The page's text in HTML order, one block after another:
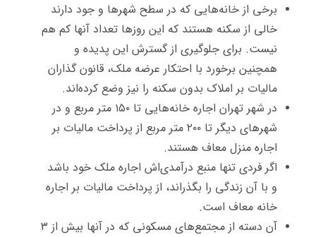
برخی از خانه‌هایی که در سطح شهرها و جود دارند
خالی از سکنه هستند که این روزها تعداد آنها کم هم
نیست. برای جلوگیری از گسترش این پدیده و
همچنین برخورد با احتکار عرضه ملک، قانون گذاران
مالیات بر املاک بدون سکنه را نیز وضع کرده‌اند.
در شهر تهران اجاره خانه‌هایی تا ۱۵۰ متر مربع و در
شهرهای دیگر تا ۲۰۰ متر مربع از پرداخت مالیات بر
اجاره منزل معاف هستند.
اگر فردی تنها منبع درآمدی‌اش اجاره ملک خود باشد
و با آن زندگی را بگذراند، از پرداخت مالیات بر اجاره
خانه معاف است.
آن دسته از مجتمع‌های مسکونی که در آنها بیش از ۳